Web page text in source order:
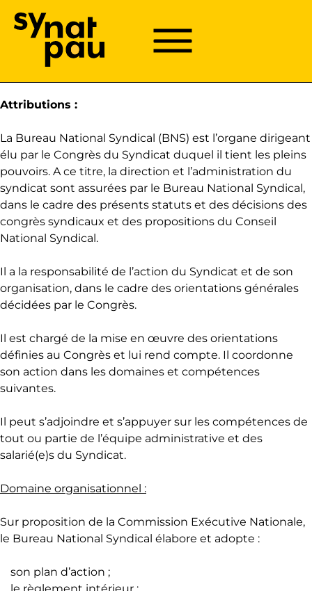
Passer
Menu principal
Menu
Bureau National Syndical :
Attributions :
La Bureau National Syndical (BNS) est l’organe dirigeant
élu par le Congrès du Syndicat duquel il tient les pleins
pouvoirs. A ce titre, la direction et l’administration du
syndicat sont assurées par le Bureau National Syndical,
dans le cadre des présents statuts et des décisions des
congrès syndicaux et des propositions du Conseil
National Syndical.
Il a la responsabilité de l’action du Syndicat et de son
organisation, dans le cadre des orientations générales
décidées par le Congrès.
Il est chargé de la mise en œuvre des orientations
définies au Congrès et lui rend compte. Il coordonne
son action dans les domaines et compétences
suivantes.
Il peut s’adjoindre et s’appuyer sur les compétences de
tout ou partie de l’équipe administrative et des
salarié(e)s du Syndicat.
Domaine organisationnel :
Sur proposition de la Commission Exécutive Nationale,
le Bureau National Syndical élabore et adopte :
son plan d’action ;